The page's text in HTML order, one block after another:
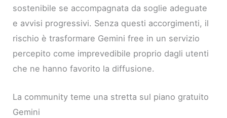
sostenibile se accompagnata da soglie adeguate
e avvisi progressivi. Senza questi accorgimenti, il
rischio è trasformare Gemini free in un servizio
percepito come imprevedibile proprio dagli utenti
che ne hanno favorito la diffusione.
La community teme una stretta sul piano gratuito
Gemini